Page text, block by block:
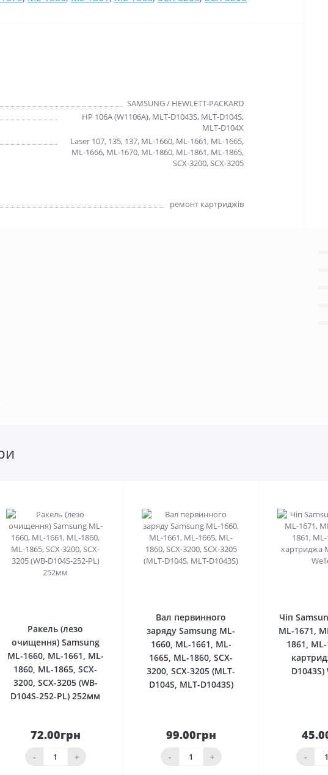
SAMSUNG / HEWLETT-PACKARD
HP 106A (W1106A), MLT-D1043S, MLT-D104S,
MLT-D104X
Laser 107, 135, 137, ML-1660, ML-1661, ML-1665,
ML-1666, ML-1670, ML-1860, ML-1861, ML-1865,
SCX-3200, SCX-3205
ремонт картриджів
Ракель (лезо
очищення) Samsung
ML-1660, ML-1661, ML-
1860, ML-1865, SCX-
3200, SCX-3205 (WB-
D104S-252-PL) 252мм
72.00грн
- +
кошика
Вал первинного
заряду Samsung ML-
1660, ML-1661, ML-
1665, ML-1860, SCX-
3200, SCX-3205 (MLT-
D104S, MLT-D1043S)
99.00грн
- +
кошика
Чіп
ML-1671,
1861,
-